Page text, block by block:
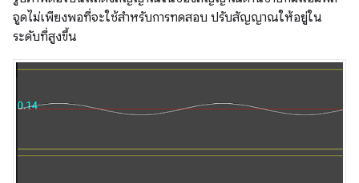
จูดไม่เพียงพอที่จะใช้สำหรับการทดสอบ ปรับสัญญาณให้อยู่ใน
ระดับที่สูงขึ้น